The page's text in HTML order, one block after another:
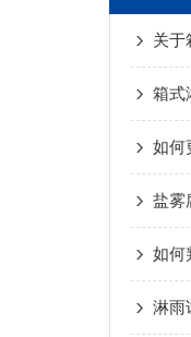
关于
箱式
如何
盐雾
如何
淋雨